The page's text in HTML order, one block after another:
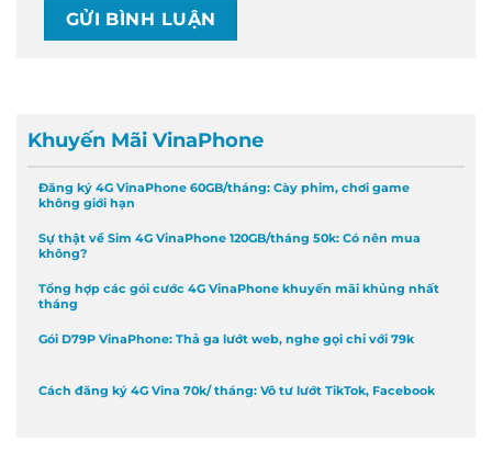
Khuyến Mãi VinaPhone
Đăng ký 4G VinaPhone 60GB/tháng: Cày phim, chơi game
không giới hạn
Sự thật về Sim 4G VinaPhone 120GB/tháng 50k: Có nên mua
không?
Tổng hợp các gói cước 4G VinaPhone khuyến mãi khủng nhất
tháng
Gói D79P VinaPhone: Thả ga lướt web, nghe gọi chỉ với 79k
Cách đăng ký 4G Vina 70k/ tháng: Vô tư lướt TikTok, Facebook